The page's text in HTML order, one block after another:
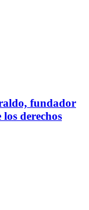
fundador
derechos